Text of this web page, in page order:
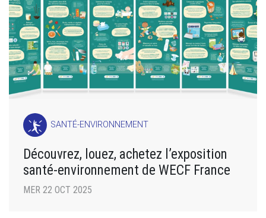
SANTÉ-ENVIRONNEMENT
Découvrez, louez, achetez l’exposition
santé-environnement de WECF France
MER 22 OCT 2025